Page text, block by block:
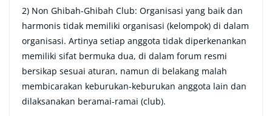
2) Non Ghibah-Ghibah Club: Organisasi yang baik dan
harmonis tidak memiliki organisasi (kelompok) di dalam
organisasi. Artinya setiap anggota tidak diperkenankan
memiliki sifat bermuka dua, di dalam forum resmi
bersikap sesuai aturan, namun di belakang malah
membicarakan keburukan-keburukan anggota lain dan
dilaksanakan beramai-ramai (club).